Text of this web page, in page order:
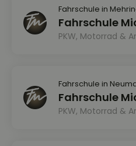
Fahrschule in
Fahrschule
PKW, Motorrad &
Fahrschule in
Fahrschule
PKW, Motorrad &